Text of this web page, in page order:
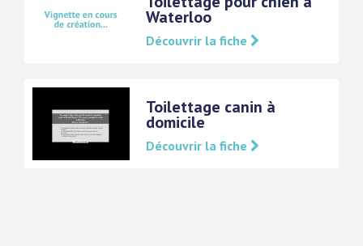
Waterloo
Découvrir la fiche
Toilettage canin à
domicile
Découvrir la fiche